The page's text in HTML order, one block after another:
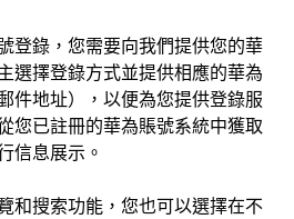
登錄，您需要向我們提供您的華
選擇登錄方式並提供相應的華為
件地址），以便為您提供登錄服
您已註冊的華為賬號系統中獲取
信息展示。
和搜索功能，您也可以選擇在不